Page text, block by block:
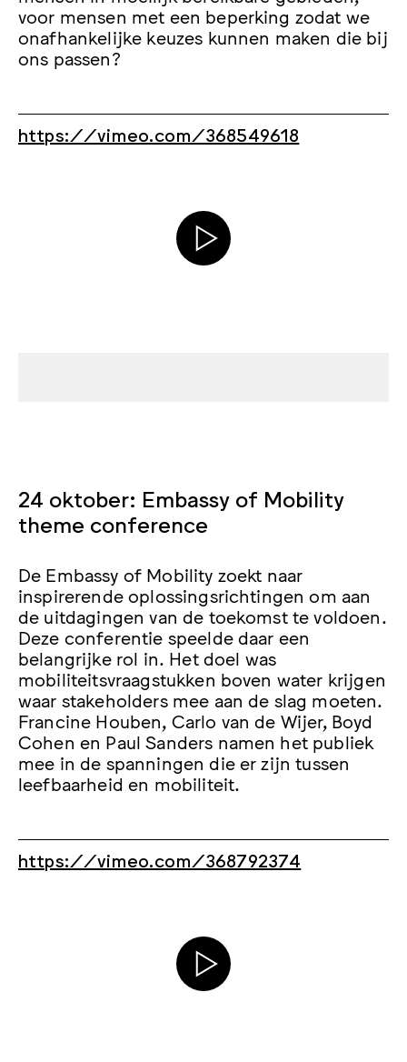
voor mensen met een beperking zodat we
onafhankelijke keuzes kunnen maken die bij
ons passen?
https://vimeo.com/368549618
24 oktober: Embassy of Mobility
theme conference
De Embassy of Mobility zoekt naar
inspirerende oplossingsrichtingen om aan
de uitdagingen van de toekomst te voldoen.
Deze conferentie speelde daar een
belangrijke rol in. Het doel was
mobiliteitsvraagstukken boven water krijgen
waar stakeholders mee aan de slag moeten.
Francine Houben, Carlo van de Wijer, Boyd
Cohen en Paul Sanders namen het publiek
mee in de spanningen die er zijn tussen
leefbaarheid en mobiliteit.
https://vimeo.com/368792374